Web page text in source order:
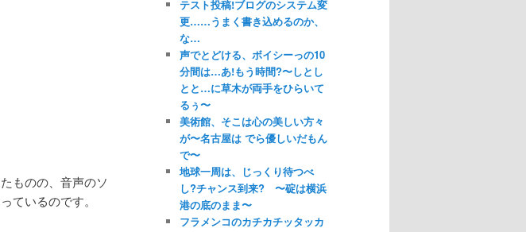
ものの、音声のソ
いるのです。
テスト投稿!ブログのシステム変
更……うまく書き込めるのか、
な…
声でとどける、ボイシーっの10
分間は…あ!もう時間?〜しとし
とと…に草木が両手をひらいて
るぅ〜
美術館、そこは心の美しい方々
が〜名古屋は でら優しいだもん
で〜
地球一周は、じっくり待つべ
し?チャンス到来? 〜碇は横浜
港の底のまま〜
フラメンコのカチカチッタッカ